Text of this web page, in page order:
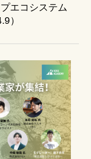
エコシステム
）